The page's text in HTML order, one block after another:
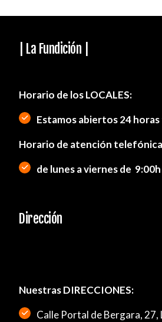
| La Fundición |
Horario de los LOCALES:
Estamos abiertos 24
Horario de atención
de lunes a viernes de
Dirección
Nuestras DIRECCIONES:
Calle Portal de Bergara, 27,